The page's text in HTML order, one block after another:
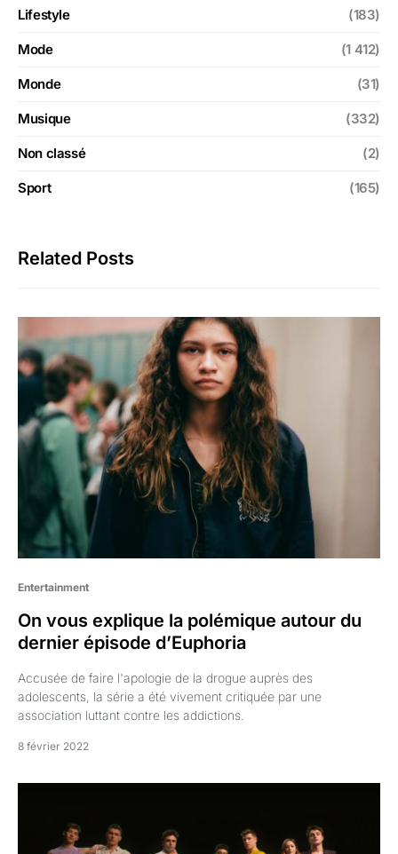
Lifestyle (183)
Mode (1 412)
Monde (31)
Musique (332)
Non classé (2)
Sport (165)
Related Posts
Entertainment
On vous explique la polémique autour du
dernier épisode d’Euphoria
Accusée de faire l'apologie de la drogue auprès des
adolescents, la série a été vivement critiquée par une
association luttant contre les addictions.
8 février 2022